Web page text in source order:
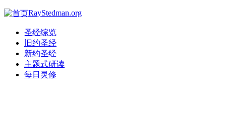
RayStedman.org
圣经综览
旧约圣经
新约圣经
主题式研读
每日灵修